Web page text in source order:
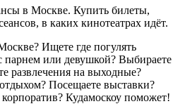
в Москве. Купить билеты,
в каких кинотеатрах идёт.
Ищете где погулять
парнем или девушкой? Выбираете
развлечения на выходные?
Посещаете выставки?
корпоратив? Кудамоскоу поможет!